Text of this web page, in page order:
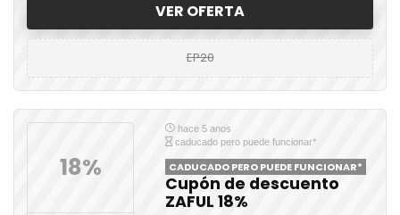
VER OFERTA
EP20
18%
hace 5 anos
caducado pero puede funcionar*
CADUCADO PERO PUEDE FUNCIONAR*
Cupón de descuento
ZAFUL 18%